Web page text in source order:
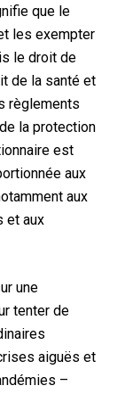
que le
les exempter
le droit de
de la santé et
règlements
la protection
est
aux
aux
et aux
une
tenter de
aiguës et
–